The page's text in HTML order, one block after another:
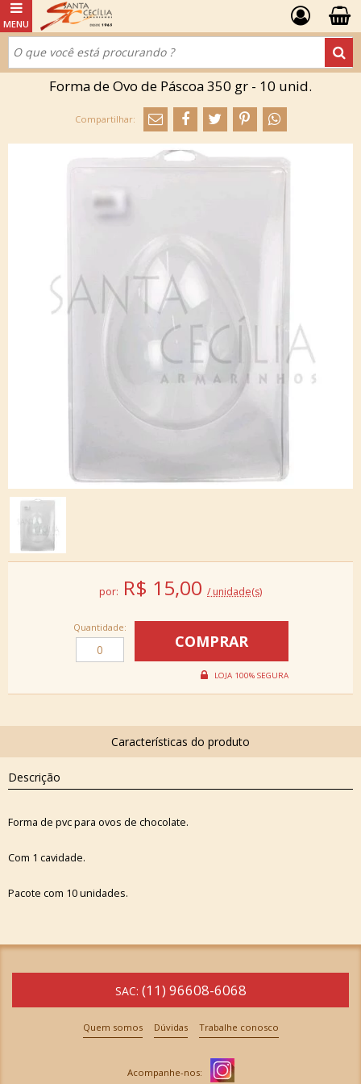
Forma de Ovo de Páscoa 350 gr - 10 unid.
por: R$ 15,00 / unidade(s)
Quantidade:
Descrição
Forma de pvc para ovos de chocolate.
Com 1 cavidade.
Pacote com 10 unidades.
SAC: (11) 96608-6068
Quem somos Dúvidas Trabalhe conosco